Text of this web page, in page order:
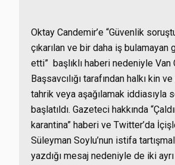
Oktay Candemir’e “Güvenlik
çıkarılan ve bir daha iş bulamayan
etti” başlıklı haberi nedeniyle Van
Başsavcılığı tarafından halkı kin
tahrik veya aşağılamak iddiasıyla
başlatıldı. Gazeteci hakkında
karantina” haberi ve Twitter’da
Süleyman Soylu’nun istifa
yazdığı mesaj nedeniyle de iki